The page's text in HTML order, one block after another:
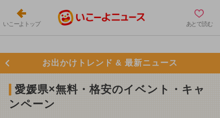
いこーよトップ あとで読む
お出かけトレンド & 最新ニュース
愛媛県×無料・格安のイベント・キャ
ンペーン